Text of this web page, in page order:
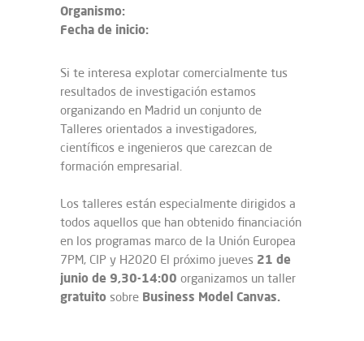
Organismo:
Fecha de inicio:
Si te interesa explotar comercialmente tus
resultados de investigación estamos
organizando en Madrid un conjunto de
Talleres orientados a investigadores,
científicos e ingenieros que carezcan de
formación empresarial.
Los talleres están especialmente dirigidos a
todos aquellos que han obtenido financiación
en los programas marco de la Unión Europea
7PM, CIP y H2020 El próximo jueves 21 de
junio de 9,30-14:00 organizamos un taller
gratuito sobre Business Model Canvas.